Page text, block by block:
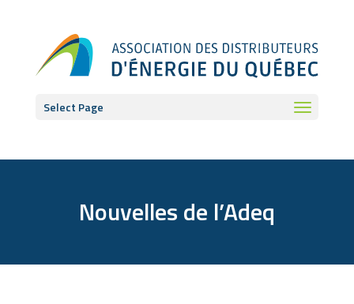
Select Page
Nouvelles de l’Adeq